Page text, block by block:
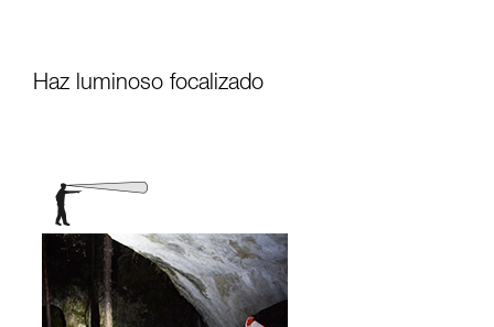
Haz luminoso focalizado